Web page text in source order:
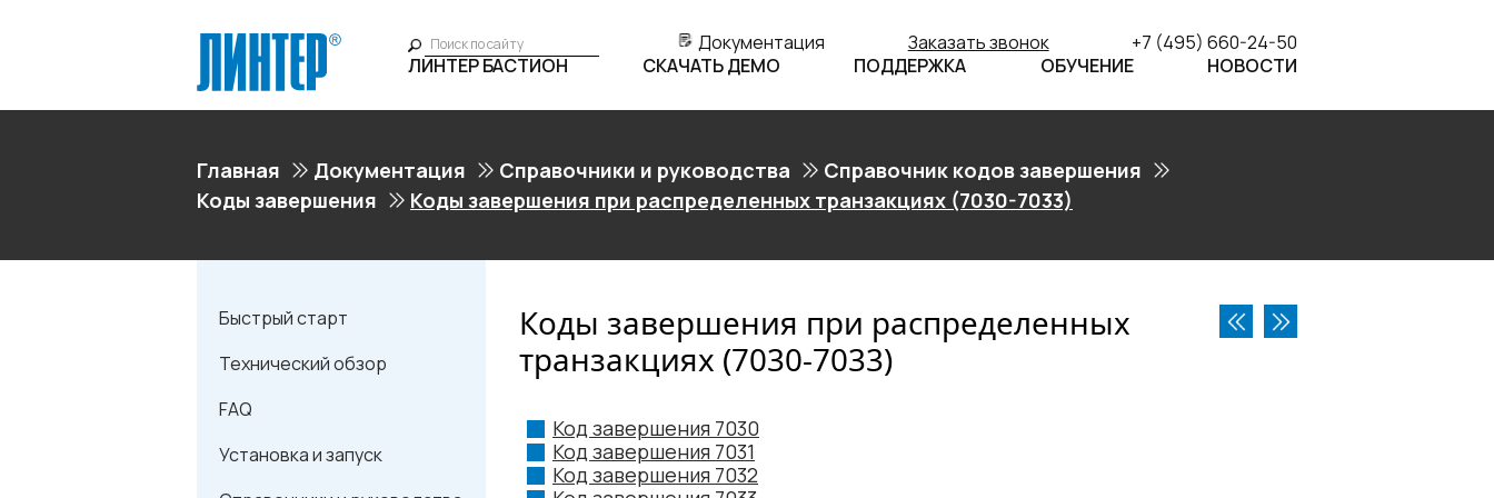
Документация Заказать звонок
+7 (495) 660-24-50
ЛИНТЕР БАСТИОН
СКАЧАТЬ ДЕМО ПОДДЕРЖКА ОБУЧЕНИЕ НОВОСТИ
Главная Документация Справочники и руководства
Справочник кодов завершения
Коды завершения
Коды завершения при распределенных транзакциях (7030-7033)
Быстрый старт
Технический обзор
FAQ
Установка и запуск
Коды завершения при распределенных
транзакциях (7030-7033)
Код завершения 7030
Код завершения 7031
Код завершения 7032